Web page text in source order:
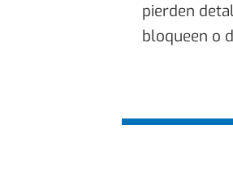
pierden
bloqueen o